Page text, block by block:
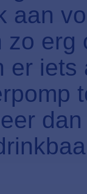
aan
zo
er